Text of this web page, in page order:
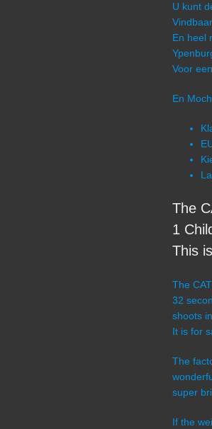
U kunt
En heel
Voor
En
The
1
This
The
32
shoots
It is for
The
super
If the